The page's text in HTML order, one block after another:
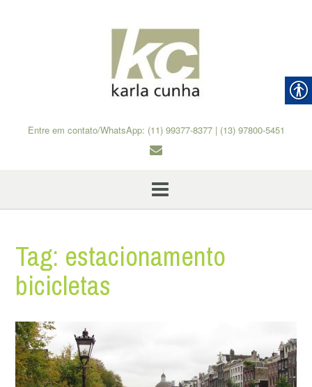
Entre em contato/WhatsApp: (11) 99377-8377 | (13) 97800-5451
Tag: estacionamento
bicicletas